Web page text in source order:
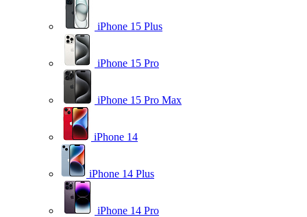
iPhone 15 Plus
iPhone 15 Pro
iPhone 15 Pro Max
iPhone 14
iPhone 14 Plus
iPhone 14 Pro